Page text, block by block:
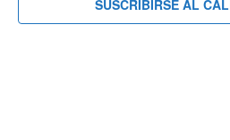
SUSCRIBIRSE AL